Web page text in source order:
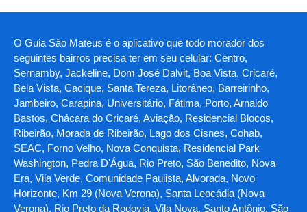
O Guia São Mateus é o aplicativo que todo morador dos
seguintes bairros precisa ter em seu celular: Centro,
Sernamby, Jackeline, Dom José Dalvit, Boa Vista, Cricaré,
Bela Vista, Cacique, Santa Tereza, Litorâneo, Barreirinho,
Jambeiro, Carapina, Universitário, Fátima, Porto, Arnaldo
Bastos, Chácara do Cricaré, Aviação, Residencial Blocos,
Ribeirão, Morada de Ribeirão, Lago dos Cisnes, Cohab,
SEAC, Forno Velho, Nova Conquista, Residencial Park
Washington, Pedra D'Água, Rio Preto, São Benedito, Nova
Era, Vila Verde, Comunidade Paulista, Alvorada, Novo
Horizonte, Km 29 (Nova Verona), Santa Leocádia (Nova
Verona), Rio Preto da Rodovia, Vila Nova, Santo Antônio, São